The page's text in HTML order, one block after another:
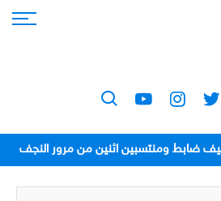
ضابط ومنتسبين اثنين من مرور النجف